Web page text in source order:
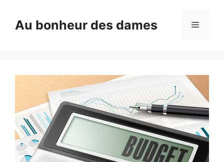
contenuAu bonheur des dames Menu